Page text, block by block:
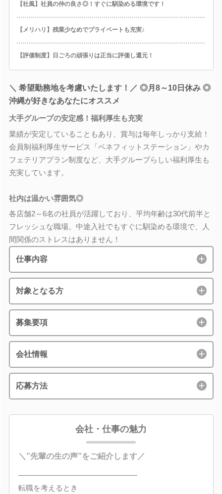
【社風】社員の仲の良さ◎！すぐに馴染める環境です！
【メリハリ】残業少なめでプライベートも充実♪
【評価制度】日ごろの頑張りは正当に評価し還元！
＼ 希望勤務地を考慮いたします！／ ◎月8～10日休み ◎
沖縄が好きなあなたにオススメ
大手グループの安定感！福利厚生も充実
業績が安定していることもあり、賞与は毎年しっかり支給！
会員制福利厚生サービス「ベネフィットステーション」やカ
フェテリアプラン制度など、大手グループらしい福利厚生も
充実しています。
社内は温かい雰囲気◎
各店舗2～6名の社員が活躍しており、平均年齢は30代前半と
フレッシュな職場。中途入社でもすぐに馴染める環境で、人
間関係のストレスはありません！
仕事内容
対象となる方
募集要項
会社情報
応募方法
会社・仕事の魅力
＼”先輩の生の声”をご紹介します／
――――――――――――――――
転職を考えるとき